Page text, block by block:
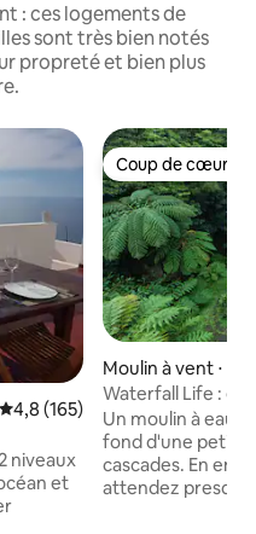
: ces logements de
sont très bien notés
propreté et bien plus
Évaluation moyenne sur la
4,8 (165)
niveaux
et
Coup de cœur
Coup de cœur
Moulin à vent ⋅
Waterfall Life : en
nature isolée
Un moulin à eau
fond d'une petite
cascades. En
attendez